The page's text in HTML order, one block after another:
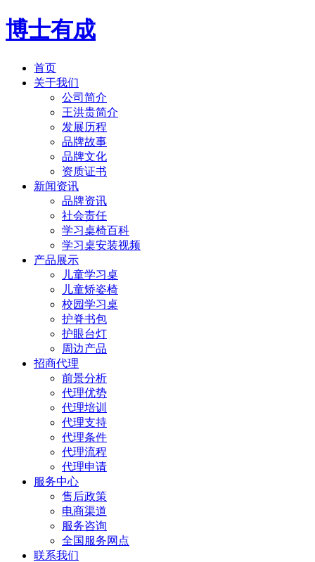
博士有成
首页
关于我们
公司简介
王洪贵简介
发展历程
品牌故事
品牌文化
资质证书
新闻资讯
品牌资讯
社会责任
学习桌椅百科
学习桌安装视频
产品展示
儿童学习桌
儿童矫姿椅
校园学习桌
护脊书包
护眼台灯
周边产品
招商代理
前景分析
代理优势
代理培训
代理支持
代理条件
代理流程
代理申请
服务中心
售后政策
电商渠道
服务咨询
全国服务网点
联系我们